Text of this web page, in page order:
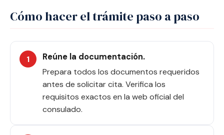
Cómo hacer el trámite paso a paso
Reúne la documentación.
Prepara todos los documentos requeridos
antes de solicitar cita. Verifica los
requisitos exactos en la web oficial del
consulado.